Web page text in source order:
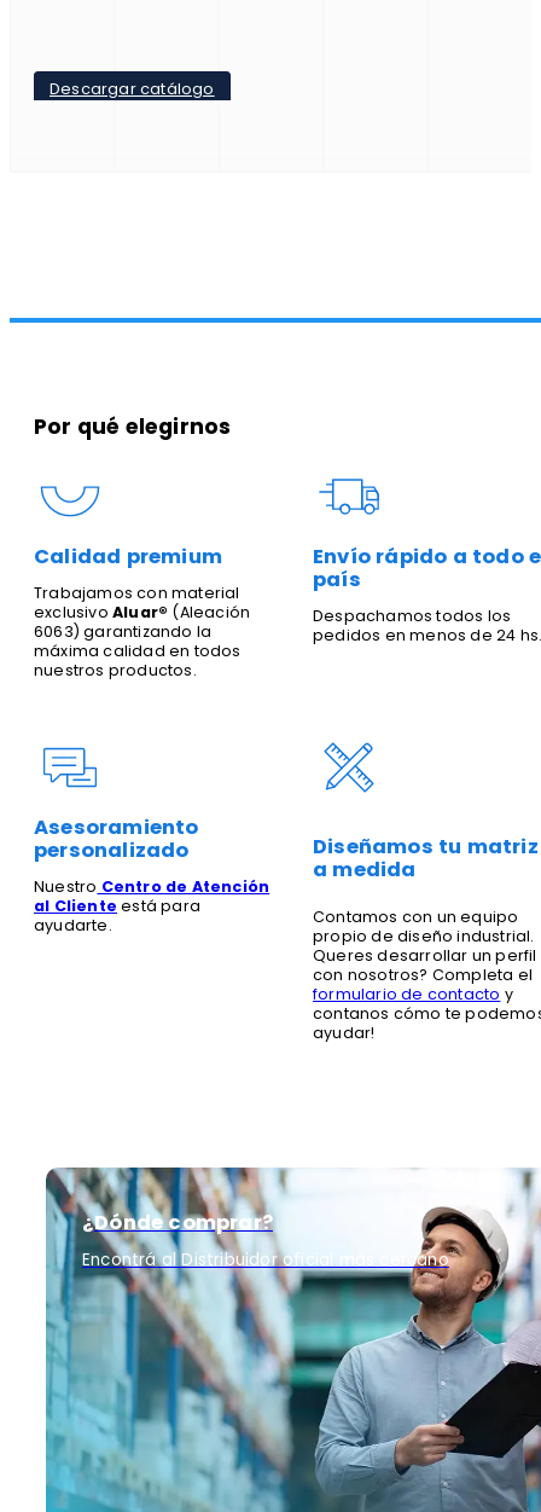
Descargar catálogo
Por qué elegirnos
Calidad premium
Trabajamos con material
exclusivo Aluar® (Aleación
6063) garantizando la
máxima calidad en todos
nuestros productos.
Envío rápido a todo
país
Despachamos todos los
pedidos en menos de 24
Asesoramiento
personalizado
Nuestro Centro de Atención
al Cliente está para
ayudarte.
Diseñamos tu matriz
a medida
Contamos con un equipo
propio de diseño industrial.
Queres desarrollar un perfil
con nosotros? Completa el
formulario de contacto y
contanos cómo te
ayudar!
¿Dónde comprar?
Encontrá al Distribuidor oficial más cercano